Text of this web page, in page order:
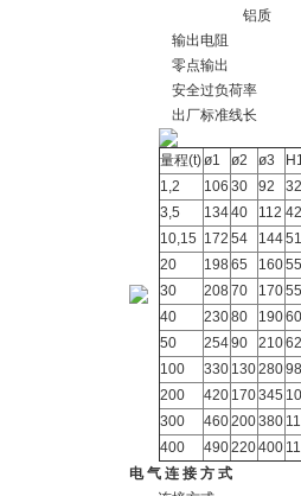
铝质
输出电阻
零点输出
安全过负荷率
出厂标准线长
量程(t)ø1 ø2 ø3
1,2
106 30 92
32
3,5
13440 112 42
10,15 172 54 14451
20
19865 16055
30
20870 17055
40
23080 19060
50
25490 21062
100
330 13028098
200
420 170345
300
460200380
400
490220400
电 气 连 接 方 式